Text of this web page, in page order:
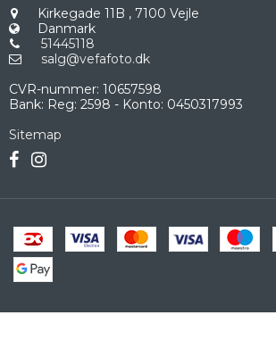
Kirkegade 11B , 7100 Vejle
Danmark
51445118
salg@vefafoto.dk
CVR-nummer: 10657598
Bank: Reg: 2598 - Konto: 0450317993
Sitemap